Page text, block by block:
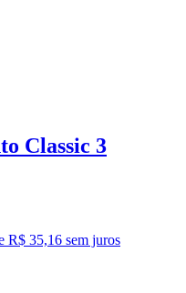
Classic 3
R$ 35,16 sem juros